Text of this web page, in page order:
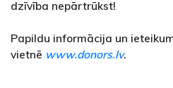
dzīvība nepārtrūkst!
Papildu informācija un
vietnē www.donors.lv.